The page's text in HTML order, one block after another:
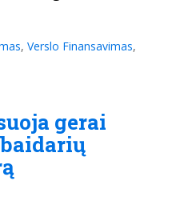
, Verslo Finansavimas,
gerai